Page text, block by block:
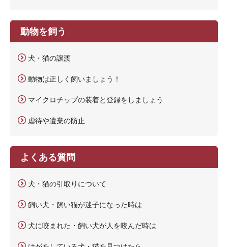
動物を飼う
犬・猫の譲渡
動物は正しく飼いましょう！
マイクロチップの装着と登録をしましょう
虐待や遺棄の防止
よくある質問
犬・猫の引取りについて
飼い犬・飼い猫が迷子になった時は
犬に咬まれた・飼い犬が人を咬んだ時は